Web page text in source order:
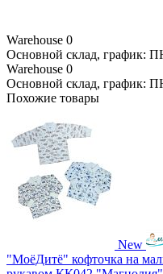
Warehouse 0
Основной склад, график:
Warehouse 0
Основной склад, график:
Похожие товары
New
"МоёДитё" кофточка на